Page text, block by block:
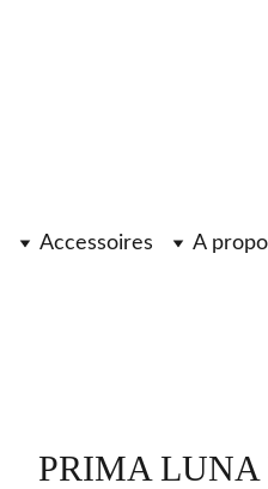
Accessoires A
PRIMA LUNA